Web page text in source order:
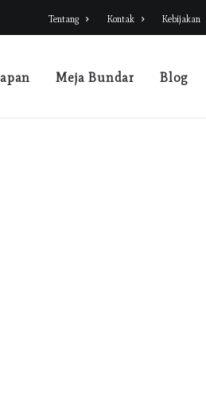
Tentang Kontak Kebijakan
Meja Bundar Blog